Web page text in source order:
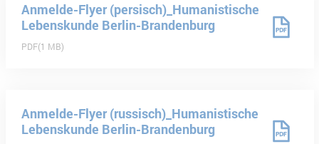
Anmelde-Flyer (persisch)_Humanistische
Lebenskunde Berlin-Brandenburg
PDF 1 MB
Anmelde-Flyer (russisch)_Humanistische
Lebenskunde Berlin-Brandenburg